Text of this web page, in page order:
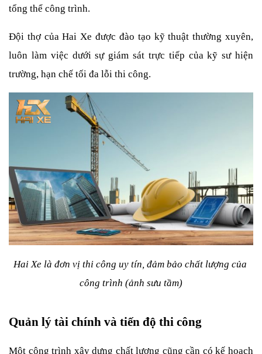
tổng thể công trình.
Đội thợ của Hai Xe được đào tạo kỹ thuật thường xuyên,
luôn làm việc dưới sự giám sát trực tiếp của kỹ sư hiện
trường, hạn chế tối đa lỗi thi công.
Hai Xe là đơn vị thi công uy tín, đảm bảo chất lượng của
công trình (ảnh sưu tầm)
Quản lý tài chính và tiến độ thi công
Một công trình xây dựng chất lượng cũng cần có kế hoạch